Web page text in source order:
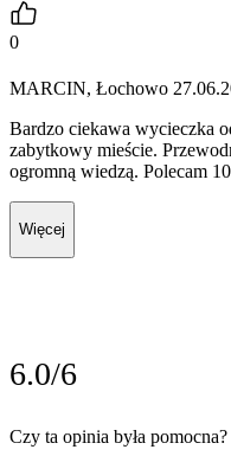
0
MARCIN, Łochowo
Bardzo ciekawa wycieczka
zabytkowy mieście.
ogromną wiedzą. Polecam
Więcej
6.0/6
Czy ta opinia była pomocna?